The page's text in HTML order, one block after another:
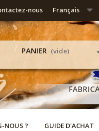
Français
nous
PANIER (vide)
NOUS ? GUIDE D'ACHAT